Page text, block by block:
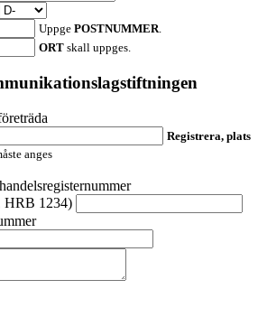
Uppge POSTNUMMER
ORT skall uppges.
Registrera, plats
anges
HRB 1234)